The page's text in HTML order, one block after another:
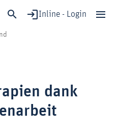
Inline - Login
dank